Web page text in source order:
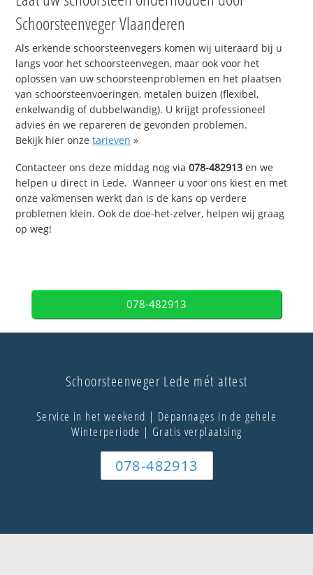
Schoorsteenveger Vlaanderen
Als erkende schoorsteenvegers komen wij uiteraard bij u
langs voor het schoorsteenvegen, maar ook voor het
oplossen van uw schoorsteenproblemen en het plaatsen
van schoorsteenvoeringen, metalen buizen (flexibel,
enkelwandig of dubbelwandig). U krijgt professioneel
advies én we repareren de gevonden problemen.
Bekijk hier onzetarieven »
Contacteer ons deze middag nog via078-482913 en we
helpen u direct in Lede. Wanneer u voor ons kiest en met
onze vakmensen werkt dan is de kans op verdere
problemen klein. Ook de doe-het-zelver, helpen wij graag
op weg!
078-482913
Schoorsteenveger Lede mét attest
Service in het weekend | Depannages in de gehele
Winterperiode | Gratis verplaatsing
078-482913